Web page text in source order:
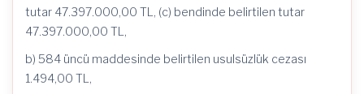
tutar 47.397.000,00 TL, (c) bendinde belirtilen tutar
47.397.000,00 TL,
b) 584 üncü maddesinde belirtilen usulsüzlük cezası
1.494,00 TL,